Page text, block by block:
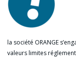
la société ORANGE
valeurs limites